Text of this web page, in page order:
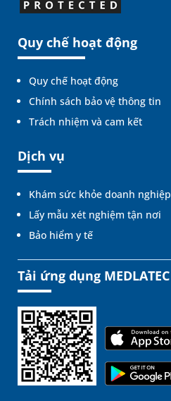
Quy chế hoạt động
Quy chế hoạt động
Chính sách bảo vệ thông tin
Trách nhiệm và cam kết
Dịch vụ
Khám sức khỏe doanh nghiệp
Lấy mẫu xét nghiệm tận nơi
Bảo hiểm y tế
Tải ứng dụng MEDLATEC